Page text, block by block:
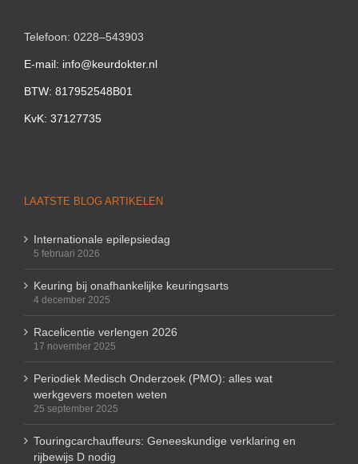
Telefoon: 0228–543903
E-mail: info@keurdokter.nl
BTW: 817952548B01
KvK: 37127735
LAATSTE BLOG ARTIKELEN
Internationale epilepsiedag
5 februari 2026
Keuring bij onafhankelijke keuringsarts
4 december 2025
Racelicentie verlengen 2026
17 november 2025
Periodiek Medisch Onderzoek (PMO): alles wat
werkgevers moeten weten
25 september 2025
Touringcarchauffeurs: Geneeskundige verklaring en
rijbewijs D nodig